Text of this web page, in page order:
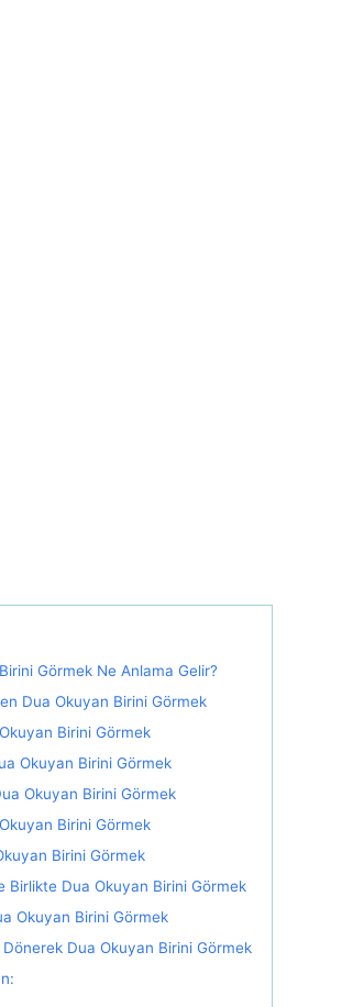
Görmek Ne Anlama Gelir?
Dua Okuyan Birini Görmek
Birini Görmek
Okuyan Birini Görmek
Okuyan Birini Görmek
Birini Görmek
Birini Görmek
Birlikte Dua Okuyan Birini Görmek
Okuyan Birini Görmek
Dönerek Dua Okuyan Birini Görmek